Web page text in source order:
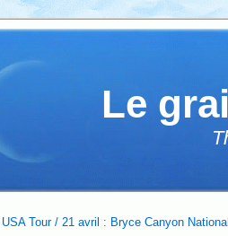
Le
USA Tour / 21 avril : Bryce Canyon